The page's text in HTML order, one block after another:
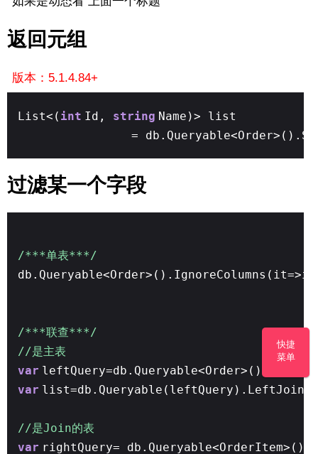
返回元组
版本：5.1.4.84+
List<( int Id, string Name)> list
=
过滤某一个字段
/***单表***/
/***联查***/
//是主表
var
var
//是Join的表
var rightQuery=
快捷
菜单